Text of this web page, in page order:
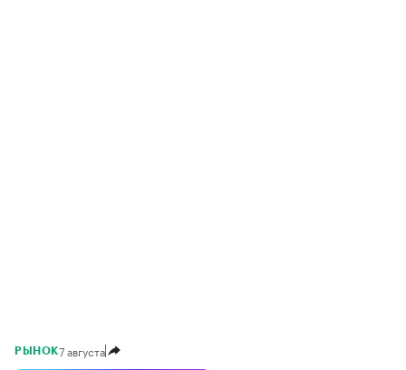
РЫНОК7 августа